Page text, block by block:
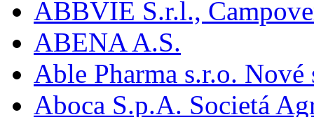
ABBVIE S.r.l.,
ABENA A.S.
Able Pharma s.r.o.
Aboca S.p.A. Societá